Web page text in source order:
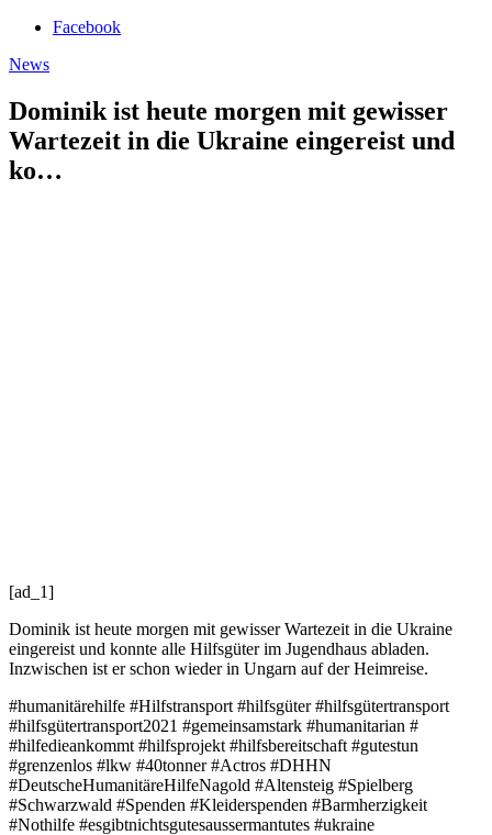
Facebook
News
Dominik ist heute morgen mit gewisser
Wartezeit in die Ukraine eingereist und
ko…
[ad_1]
Dominik ist heute morgen mit gewisser Wartezeit in die Ukraine
eingereist und konnte alle Hilfsgüter im Jugendhaus abladen.
Inzwischen ist er schon wieder in Ungarn auf der Heimreise.
#humanitärehilfe #Hilfstransport #hilfsgüter #hilfsgütertransport
#hilfsgütertransport2021 #gemeinsamstark #humanitarian #
#hilfedieankommt #hilfsprojekt #hilfsbereitschaft #gutestun
#grenzenlos #lkw #40tonner #Actros #DHHN
#DeutscheHumanitäreHilfeNagold #Altensteig #Spielberg
#Schwarzwald #Spenden #Kleiderspenden #Barmherzigkeit
#Nothilfe #esgibtnichtsgutesaussermantutes #ukraine